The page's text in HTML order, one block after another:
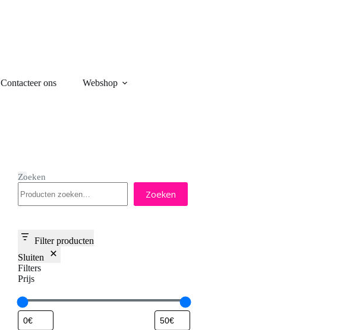
Contacteer ons Webshop
Zoeken
Zoeken
Filter producten
Sluiten
Filters
Prijs